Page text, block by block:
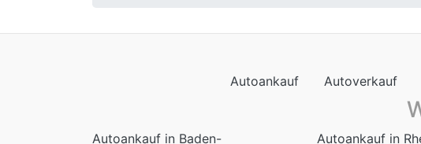
Autoankauf Autoverkauf
Autoankauf in Baden- Autoankauf in